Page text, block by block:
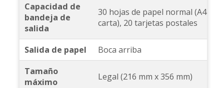
Capacidad de
bandeja de
salida
30 hojas de papel normal (A4 /
carta), 20 tarjetas postales
Salida de papel
Boca arriba
Tamaño
máximo
Legal (216 mm x 356 mm)